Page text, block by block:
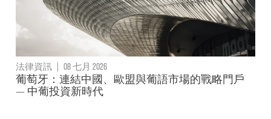
法律資訊 | 08 七月 2026
葡萄牙：連結中國、歐盟與葡語市場的戰略門戶
— 中葡投資新時代